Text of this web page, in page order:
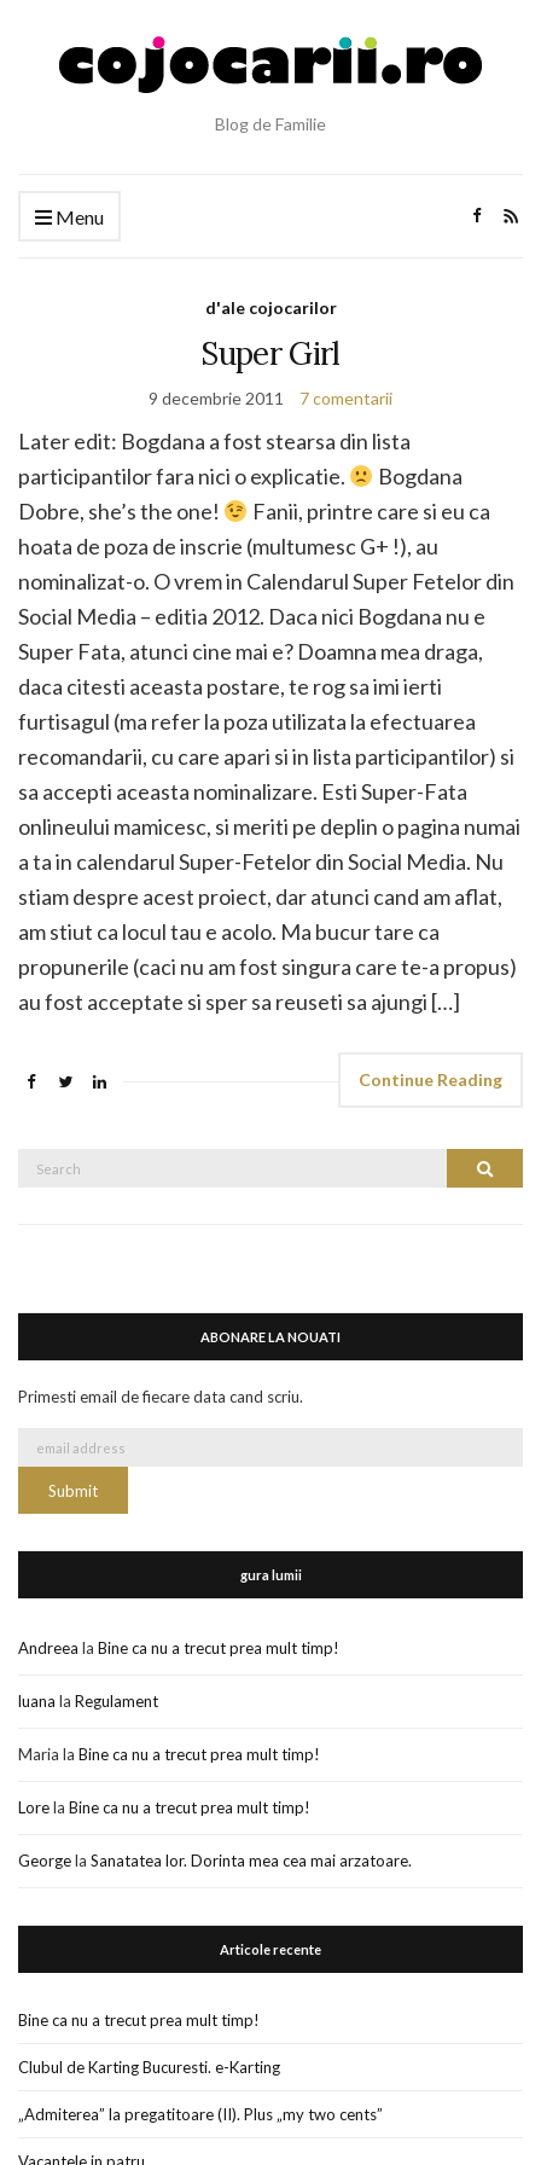
Blog de Familie
Menu
d'ale cojocarilor
Super Girl
9 decembrie 2011 7 comentarii
Later edit: Bogdana a fost stearsa din lista
participantilor fara nici o explicatie.
Bogdana
Dobre, she’s the one!
Fanii, printre care si eu ca
hoata de poza de inscrie (multumesc G+ !), au
nominalizat-o. O vrem in Calendarul Super Fetelor din
Social Media – editia 2012. Daca nici Bogdana nu e
Super Fata, atunci cine mai e? Doamna mea draga,
daca citesti aceasta postare, te rog sa imi ierti
furtisagul (ma refer la poza utilizata la efectuarea
recomandarii, cu care apari si in lista participantilor) si
sa accepti aceasta nominalizare. Esti Super-Fata
onlineului mamicesc, si meriti pe deplin o pagina numai
a ta in calendarul Super-Fetelor din Social Media. Nu
stiam despre acest proiect, dar atunci cand am aflat,
am stiut ca locul tau e acolo. Ma bucur tare ca
propunerile (caci nu am fost singura care te-a propus)
au fost acceptate si sper sa reuseti sa ajungi […]
Continue Reading
Search
ABONARE LA NOUATI
Primesti email de fiecare data cand scriu.
gura lumii
Andreea la Bine ca nu a trecut prea mult timp!
luana la Regulament
Maria la Bine ca nu a trecut prea mult timp!
Lorela Bine ca nu a trecut prea mult timp!
Georgela Sanatatea lor. Dorinta mea cea mai arzatoare.
Articole recente
Bine ca nu a trecut prea mult timp!
Clubul de Karting Bucuresti. e-Karting
„Admiterea” la pregatitoare (II). Plus „my two cents”